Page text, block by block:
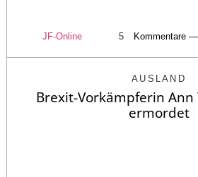
JF-Online 5 Kommentare
AUSLAND
Brexit-Vorkämpferin
ermordet